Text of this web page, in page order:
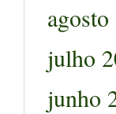
julho
junho